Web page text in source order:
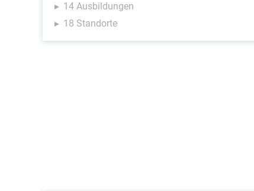
14 Ausbildungen
18 Standorte